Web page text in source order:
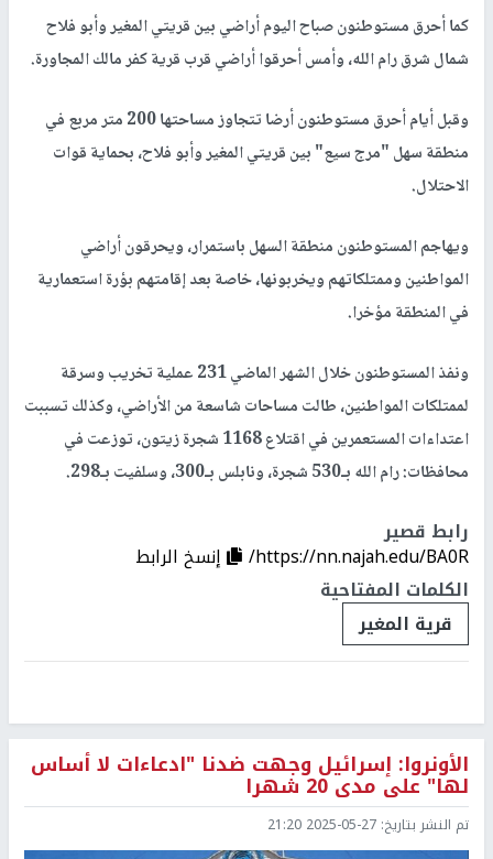
كما أحرق مستوطنون صباح اليوم أراضي بين قريتي المغير وأبو فلاح
شمال شرق رام الله، وأمس أحرقوا أراضي قرب قرية كفر مالك المجاورة.
وقبل أيام أحرق مستوطنون أرضا تتجاوز مساحتها 200 متر مربع في
منطقة سهل "مرج سيع" بين قريتي المغير وأبو فلاح، بحماية قوات
الاحتلال.
ويهاجم المستوطنون منطقة السهل باستمرار، ويحرقون أراضي
المواطنين وممتلكاتهم ويخربونها، خاصة بعد إقامتهم بؤرة استعمارية
في المنطقة مؤخرا.
ونفذ المستوطنون خلال الشهر الماضي 231 عملية تخريب وسرقة
لممتلكات المواطنين، طالت مساحات شاسعة من الأراضي، وكذلك تسببت
اعتداءات المستعمرين في اقتلاع 1168 شجرة زيتون، توزعت في
محافظات: رام الله بـ530 شجرة، ونابلس بـ300، وسلفيت بـ298.
رابط قصير
https://nn.najah.edu/BA0R/
إنسخ الرابط
الكلمات المفتاحية
قرية المغير
الأونروا: إسرائيل وجهت ضدنا "ادعاءات لا أساس
لها" على مدى 20 شهرا
تم النشر بتاريخ: 2025-05-27 21:20